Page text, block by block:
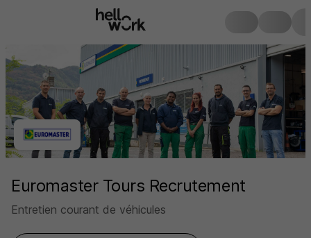
Euromaster Tours Recrutement
Entretien courant de véhicules